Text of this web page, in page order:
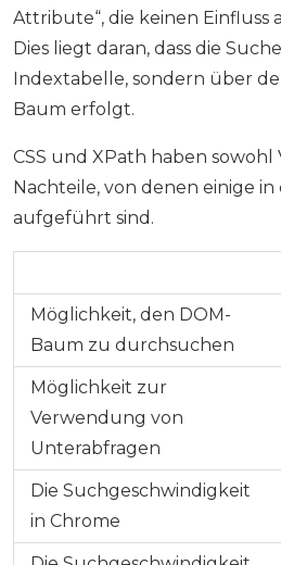
Attribute“, die keinen Einfluss
Dies liegt daran, dass die
Indextabelle, sondern über
Baum erfolgt.
CSS und XPath haben sowohl
Nachteile, von denen einige
aufgeführt sind.
Möglichkeit, den DOM-
Baum zu durchsuchen
Möglichkeit zur
Verwendung von
Unterabfragen
Die Suchgeschwindigkeit
in Chrome